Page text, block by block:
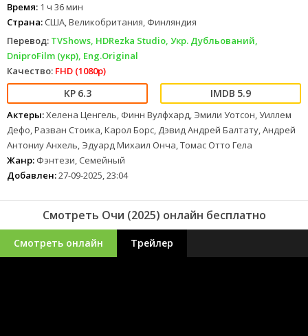
Время: 1 ч 36 мин
Страна: США, Великобритания, Финляндия
Перевод: TVShows, HDRezka Studio, Укр. Дубльований,
DniproFilm (укр), Eng.Original
Качество: FHD (1080p)
6.3 5.9
Актеры:Хелена Ценгель, Финн Вулфхард, Эмили Уотсон, Уиллем
Дефо, Разван Стоика, Карол Борс, Дэвид Андрей Балтату, Андрей
Антониу Анхель, Эдуард Михаил Онча, Томас Отто Гела
Жанр: Фэнтези, Семейный
Добавлен:27-09-2025, 23:04
Смотреть Очи (2025) онлайн бесплатно
Смотреть онлайн Трейлер